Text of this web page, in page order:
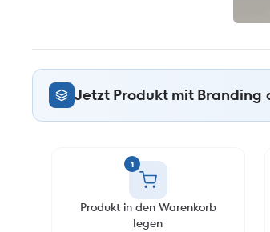
Jetzt Produkt mit Branding
1
Produkt in den Warenkorb
legen